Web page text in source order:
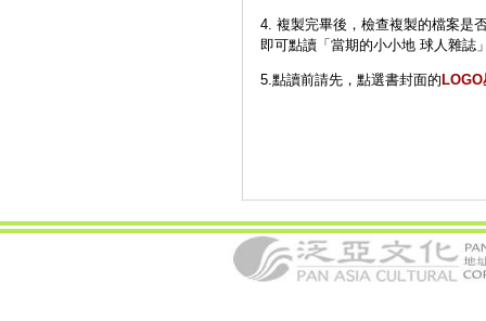
4. 複製完畢後，檢查複製的檔案是
即可點讀「當期的小小地 球人雜誌
5.點讀前請先，點選書封面的